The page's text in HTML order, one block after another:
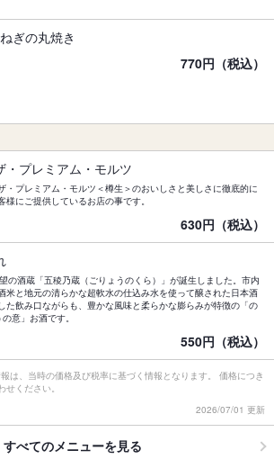
ぎの丸焼き
770円（税込）
・プレミアム・モルツ
・プレミアム・モルツ＜樽生＞のおいしさと美しさに徹底的に
にご提供しているお店の事です。
630円（税込）
の酒蔵「五稜乃蔵（ごりょうのくら）」が誕生しました。市内
米と地元の清らかな超軟水の仕込み水を使って醸された日本酒
た飲み口ながらも、豊かな風味と柔らかな膨らみが特徴の「の
意」お酒です。
550円（税込）
は、当時の価格及び税率に基づく情報となります。 価格につき
ください。
2026/07/01 更新
すべてのメニューを見る